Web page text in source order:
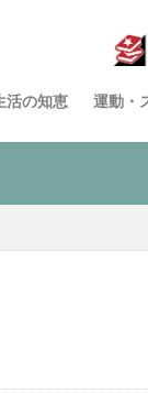
活の知恵 運動・